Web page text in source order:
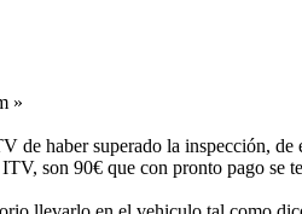
»
haber superado la inspección,
son 90€ que con pronto pago se